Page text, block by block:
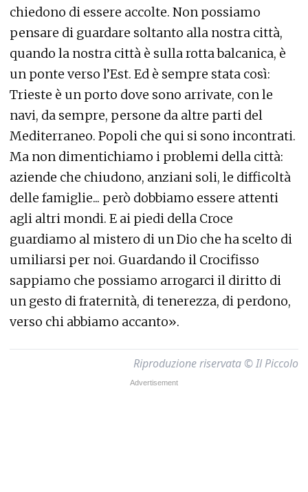
chiedono di essere accolte. Non possiamo
pensare di guardare soltanto alla nostra città,
quando la nostra città è sulla rotta balcanica, è
un ponte verso l’Est. Ed è sempre stata così:
Trieste è un porto dove sono arrivate, con le
navi, da sempre, persone da altre parti del
Mediterraneo. Popoli che qui si sono incontrati.
Ma non dimentichiamo i problemi della città:
aziende che chiudono, anziani soli, le difficoltà
delle famiglie... però dobbiamo essere attenti
agli altri mondi. E ai piedi della Croce
guardiamo al mistero di un Dio che ha scelto di
umiliarsi per noi. Guardando il Crocifisso
sappiamo che possiamo arrogarci il diritto di
un gesto di fraternità, di tenerezza, di perdono,
verso chi abbiamo accanto».
Riproduzione riservata © Il Piccolo